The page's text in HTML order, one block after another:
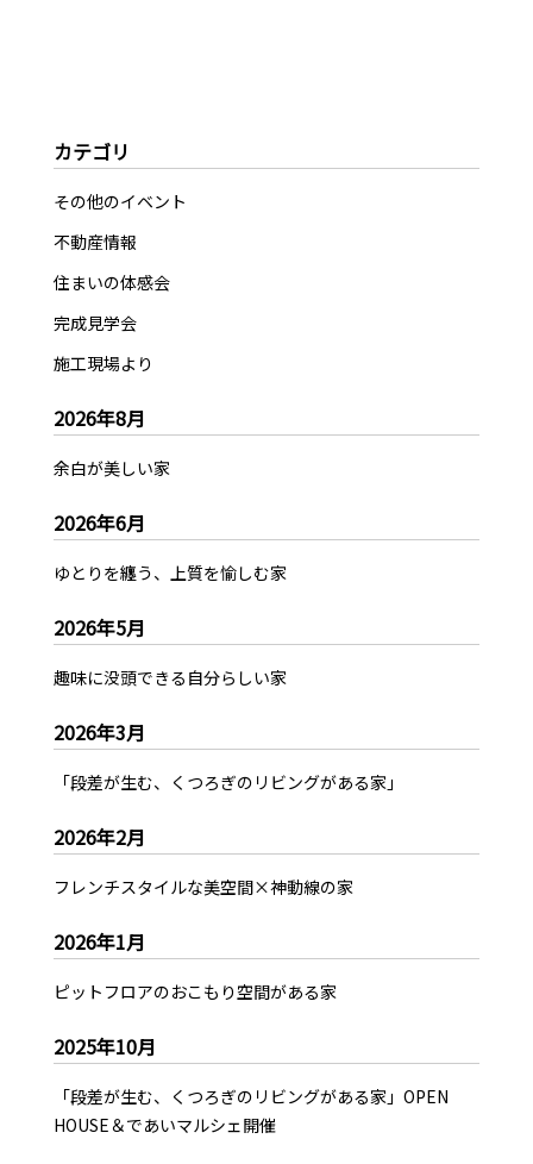
カテゴリ
その他のイベント
不動産情報
住まいの体感会
完成見学会
施工現場より
2026年8月
余白が美しい家
2026年6月
ゆとりを纏う、上質を愉しむ家
2026年5月
趣味に没頭できる自分らしい家
2026年3月
「段差が生む、くつろぎのリビングがある家」
2026年2月
フレンチスタイルな美空間×神動線の家
2026年1月
ピットフロアのおこもり空間がある家
2025年10月
「段差が生む、くつろぎのリビングがある家」OPEN
HOUSE＆であいマルシェ開催